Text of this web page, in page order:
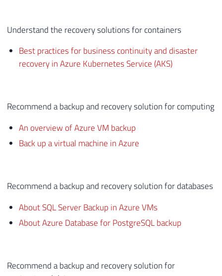
Understand the recovery solutions for containers
Best practices for business continuity and disaster
recovery in Azure Kubernetes Service (AKS)
Recommend a backup and recovery solution for computing
An overview of Azure VM backup
Back up a virtual machine in Azure
Recommend a backup and recovery solution for databases
About SQL Server Backup in Azure VMs
About Azure Database for PostgreSQL backup
Recommend a backup and recovery solution for